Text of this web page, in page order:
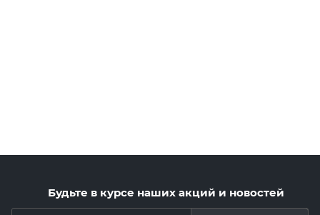
Будьте в курсе наших акций и новостей